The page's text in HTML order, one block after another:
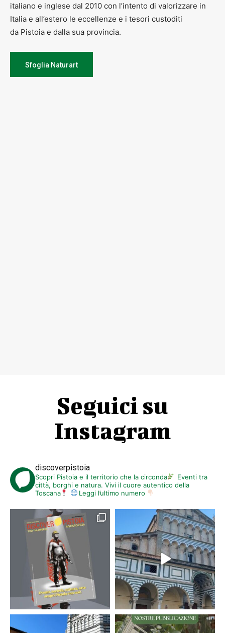
italiano e inglese dal 2010 con l’intento di valorizzare in
Italia e all’estero le eccellenze e i tesori custoditi
da Pistoia e dalla sua provincia.
Sfoglia Naturart
Seguici su
Instagram
discoverpistoia
Scopri Pistoia e il territorio che la circonda
Eventi tra
città, borghi e natura. Vivi il cuore autentico della
Toscana
Leggi l’ultimo numero